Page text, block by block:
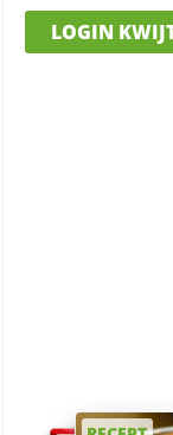
LOGIN